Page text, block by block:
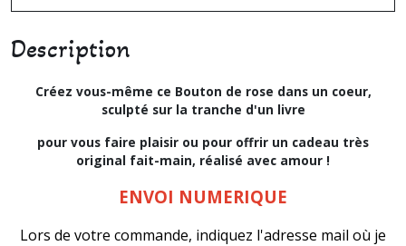
Description
Créez vous-même ce Bouton de rose dans un coeur,
sculpté sur la tranche d'un livre
pour vous faire plaisir ou pour offrir un cadeau très
original fait-main, réalisé avec amour !
ENVOI NUMERIQUE
Lors de votre commande, indiquez l'adresse mail où je